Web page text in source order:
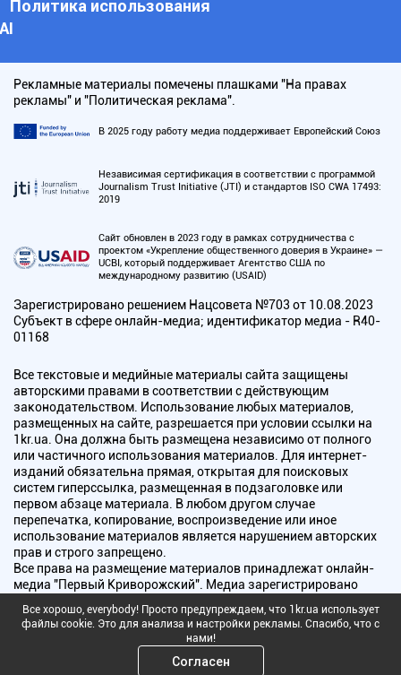
Политика использования
АI
Рекламные материалы помечены плашками "На правах
рекламы" и "Политическая реклама".
В 2025 году работу медиа поддерживает Европейский Союз
Независимая сертификация в соответствии с программой
Journalism Trust Initiative (JTI) и стандартов ISO CWA 17493:
2019
Сайт обновлен в 2023 году в рамках сотрудничества с
проектом «Укрепление общественного доверия в Украине» —
UCBI, который поддерживает Агентство США по
международному развитию (USAID)
Зарегистрировано решением Нацсовета №703 от 10.08.2023
Субъект в сфере онлайн-медиа; идентификатор медиа - R40-
01168
Все текстовые и медийные материалы сайта защищены
авторскими правами в соответствии с действующим
законодательством. Использование любых материалов,
размещенных на сайте, разрешается при условии ссылки на
1kr.ua. Она должна быть размещена независимо от полного
или частичного использования материалов. Для интернет-
изданий обязательна прямая, открытая для поисковых
систем гиперссылка, размещенная в подзаголовке или
первом абзаце материала. В любом другом случае
перепечатка, копирование, воспроизведение или иное
использование материалов является нарушением авторских
прав и строго запрещено.
Все права на размещение материалов принадлежат онлайн-
медиа "Первый Криворожский". Медиа зарегистрировано
радиовещания.
Copyright © 2010 - 2026 Все права защищены
Все хорошо, everybody! Просто предупреждаем, что 1kr.ua использует
файлы cookie. Это для анализа и настройки рекламы. Спасибо, что с
нами!
Согласен